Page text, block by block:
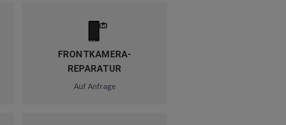
FRONTKAMERA-
REPARATUR
Auf Anfrage